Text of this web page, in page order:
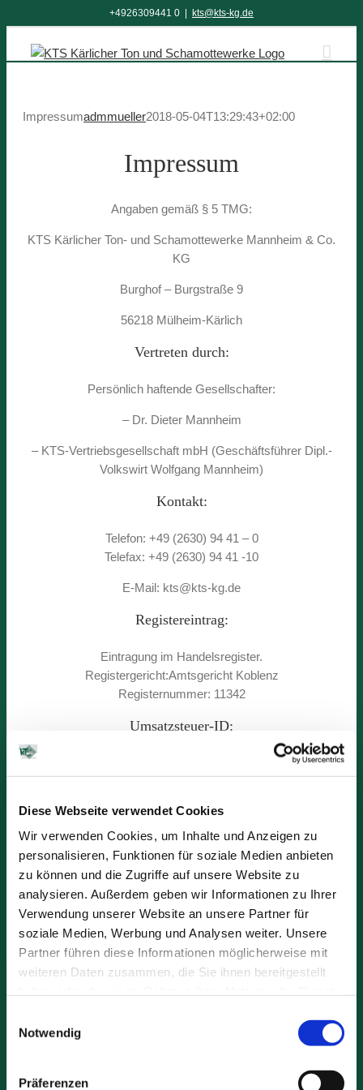
Diese Webseite verwendet Cookies
Wir verwenden Cookies, um Inhalte und Anzeigen zu
personalisieren, Funktionen für soziale Medien anbieten
zu können und die Zugriffe auf unsere Website zu
analysieren. Außerdem geben wir Informationen zu Ihrer
Verwendung unserer Website an unsere Partner für
soziale Medien, Werbung und Analysen weiter. Unsere
Partner führen diese Informationen möglicherweise mit
weiteren Daten zusammen, die Sie ihnen bereitgestellt
Notwendig
Präferenzen
Inhalt
springen
+4926309441 0 kts@kts-kg.de
Impressumadmmueller2018-05-04T13:29:43+02:00
Impressum
Angaben gemäß § 5 TMG:
KTS Kärlicher Ton- und Schamottewerke Mannheim & Co.
KG
Burghof – Burgstraße 9
56218 Mülheim-Kärlich
Vertreten durch:
Persönlich haftende Gesellschafter:
– Dr. Dieter Mannheim
– KTS-Vertriebsgesellschaft mbH (Geschäftsführer Dipl.-
Volkswirt Wolfgang Mannheim)
Kontakt:
Telefon: +49 (2630) 94 41 – 0
Telefax: +49 (2630) 94 41 -10
E-Mail: kts@kts-kg.de
Registereintrag:
Eintragung im Handelsregister.
Registergericht:Amtsgericht Koblenz
Registernummer: 11342
Umsatzsteuer-ID:
Umsatzsteuer-Identifikationsnummer gemäß §27 a
Umsatzsteuergesetz:
DE148749429
Aufsichtsbehörde:
Landesamt für Geologie und Bergbau, Mainz; SGD Nord
Gewerbeaufsicht, Koblenz
Burgstraße 9